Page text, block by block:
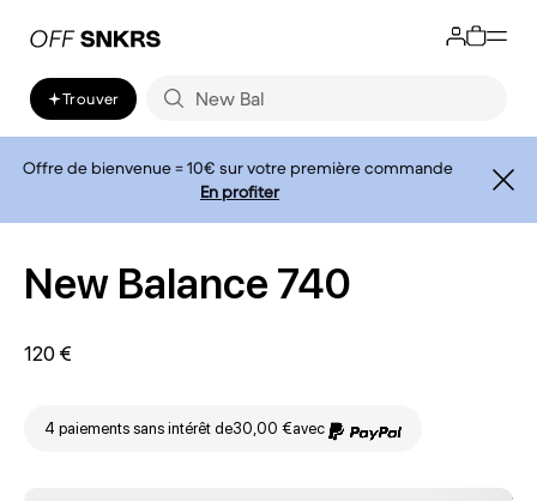
Trouver
Offre de bienvenue = 10€ sur votre première commande
En profiter
New Balance 740
120 €
4 paiements sans intérêt de30,00 €avec